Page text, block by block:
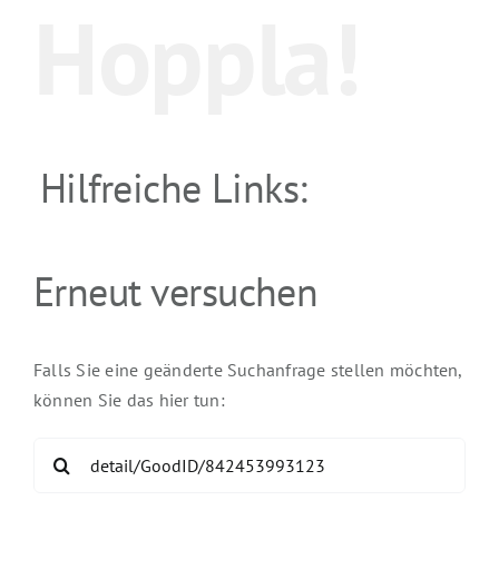
Hilfreiche Links:
Erneut versuchen
Falls Sie eine geänderte Suchanfrage stellen möchten,
können Sie das hier tun: